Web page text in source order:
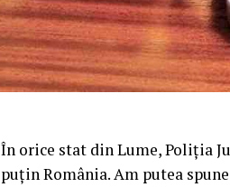
În orice stat din Lume, Poliția
puțin România. Am putea